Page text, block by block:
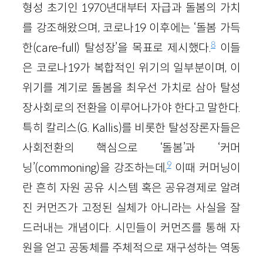
형성 초기인 1970년대부터 자급과 돌봄의 가치
를 강조해왔으며, 코로나19 이후에는 ‘돌봄 가득
한(care-full) 탈성장’을 목표로 제시했다.8이들
은 코로나19가 복합적인 위기의 일부분이며, 이
위기를 계기로 돌봄을 최우선 가치로 삼아 탈성
장사회로의 전환을 이루어나가야 한다고 말한다.
특히 칼리스(G. Kallis)를 비롯한 탈성장론자들은
사회전환의 핵심으로 ‘돌봄’과 ‘커머
닝’(commoning)을 강조하는데,9이때 커머닝이
란 흔히 자원 공유 시스템 혹은 공유경제로 알려
진 커먼즈가 고정된 실체가 아니라는 사실을 잘
드러내는 개념이다. 시민들이 커먼즈를 통해 자
원을 얻고 공동체를 주체적으로 재구성하는 역동